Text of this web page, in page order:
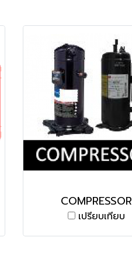
COMPRESSOR
เปรียบเทียบ